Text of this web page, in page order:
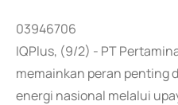
03946706
IQPlus, (9/2) - PT
memainkan peran penting
energi nasional melalui